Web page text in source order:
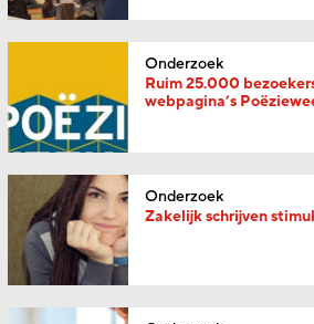
Onderzoek
Ruim 25.000
webpagina’s
Onderzoek
Zakelijk schrijven